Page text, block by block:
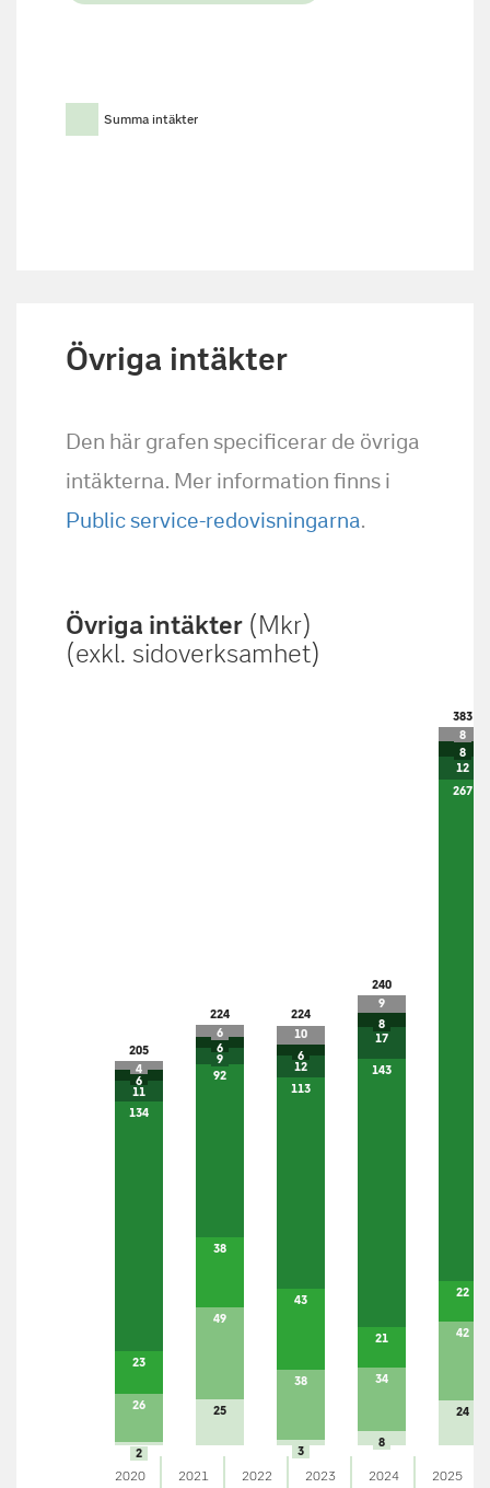
Summa intäkter
Övriga intäkter
Den här grafen specificerar de övriga
intäkterna. Mer information finns i
Public service-redovisningarna.
Övriga intäkter (Mkr)
(exkl. sidoverksamhet)
205
4
6
11
134
23
26
2
224
6
6
9
92
38
49
25
224
10
6
12
113
43
38
3
240
9
8
17
143
21
34
8
383
8
8
12
267
22
42
24
2020 2021 2022 2023 2024 2025